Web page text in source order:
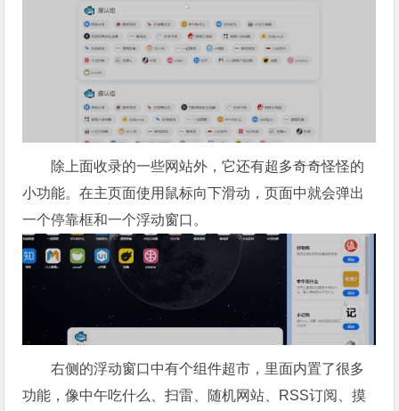
除上面收录的一些网站外，它还有超多奇奇怪怪的
小功能。在主页面使用鼠标向下滑动，页面中就会弹出
一个停靠框和一个浮动窗口。
右侧的浮动窗口中有个组件超市，里面内置了很多
功能，像中午吃什么、扫雷、随机网站、RSS订阅、摸